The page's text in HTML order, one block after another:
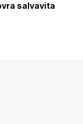
salvavita